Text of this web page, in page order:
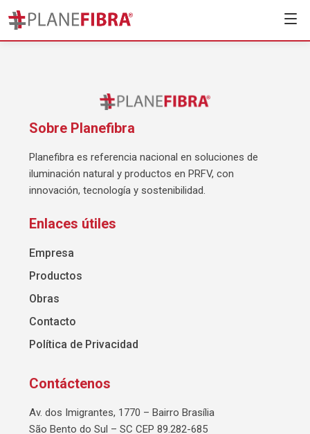
Sobre Planefibra
Planefibra es referencia nacional en soluciones de
iluminación natural y productos en PRFV, con
innovación, tecnología y sostenibilidad.
Enlaces útiles
Empresa
Productos
Obras
Contacto
Política de Privacidad
Contáctenos
Av. dos Imigrantes, 1770 – Bairro Brasília
São Bento do Sul – SC CEP 89.282-685